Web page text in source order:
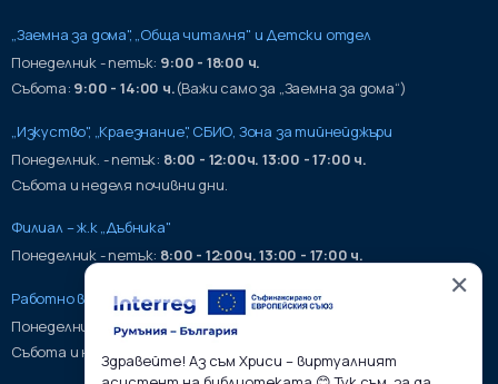
„Заемна за дома", „Обща читалня" и Детски отдел
Понеделник - петък: 9:00 - 18:00 ч.
Събота: 9:00 - 14:00 ч.(Важи само за „Заемна за дома“)
„Изкуство", „Краезнание", СБИО, Зона за тийнейджъри
Понеделник. - петък: 8:00 - 12:00ч. 13:00 - 17:00 ч.
Събота и неделя почивни дни.
Филиал – ж.к „Дъбника"
Понеделник - петък: 8:00 - 12:00ч. 13:00 - 17:00 ч.
Работно време на хранилища:
Понеделник - петък:9:00 - 17:00ч.
Събота и неделя почивни дни.
✕
Здравейте! Аз съм Хриси – виртуалният